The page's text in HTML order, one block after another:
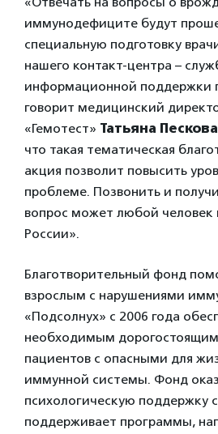
иммунодефиците будут
специальную подготовку
нашего контакт-центра –
информационной поддержки
говорит медицинский
«Гемотест» Татьяна
что такая тематическая
акция позволит повысить
проблеме. Позвонить и
вопрос может любой человек
России».
Благотворительный фонд
взрослым с нарушениями
«Подсолнух» с 2006 года
необходимым
пациентов с опасными для
иммунной системы. Фонд
психологическую поддержку
поддерживает программы,